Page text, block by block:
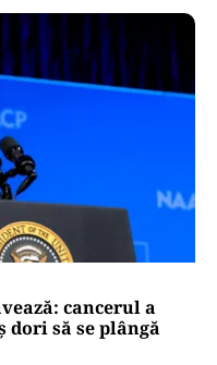
cancerul a
dori să se plângă